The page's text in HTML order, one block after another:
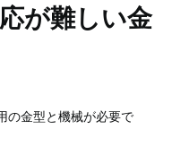
が難しい金
の金型と機械が必要で